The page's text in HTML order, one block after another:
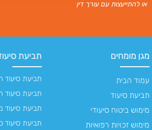
או להתייעצות עם עורך דין
מגן מומחים
עמוד הבית
תביעת סיעוד
מימוש ביטוח סיעודי
מימוש זכויות רפואיות
תביעת
תביעת סיעוד
תביעת סיעוד
תביעת סיעוד
תביעת סיעוד